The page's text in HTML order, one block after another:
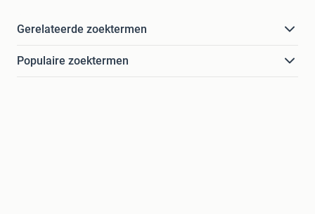
Gerelateerde zoektermen
Populaire zoektermen